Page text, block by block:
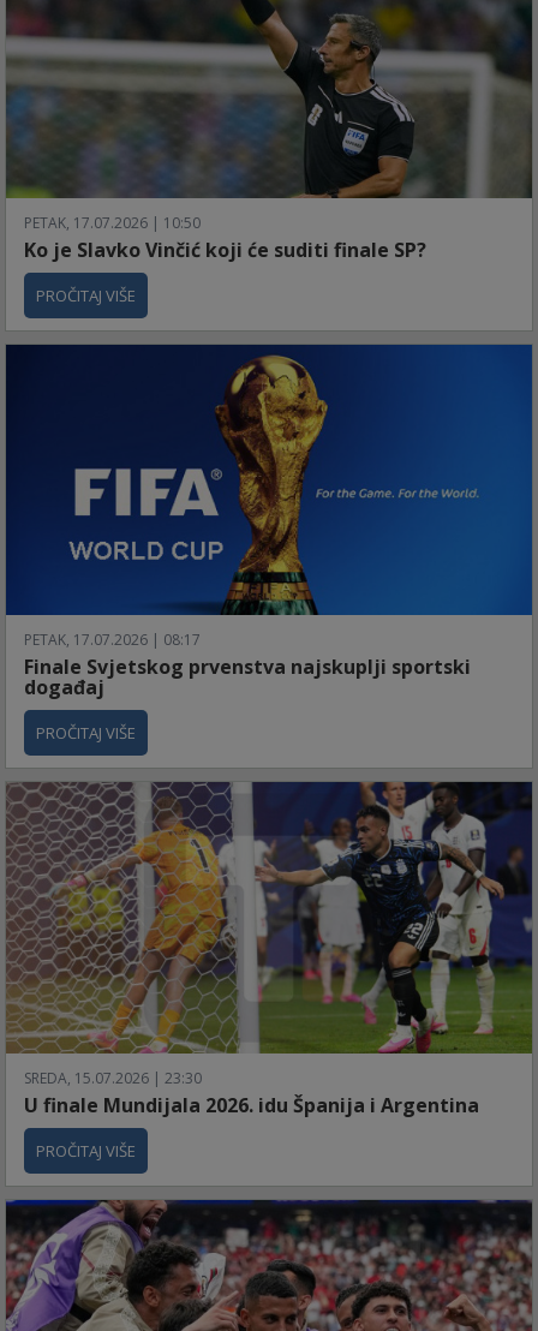
PETAK, 17.07.2026 | 10:50
Ko je Slavko Vinčić koji će suditi finale SP?
PROČITAJ VIŠE
PETAK, 17.07.2026 | 08:17
Finale Svjetskog prvenstva najskuplji sportski
događaj
PROČITAJ VIŠE
SREDA, 15.07.2026 | 23:30
U finale Mundijala 2026. idu Španija i Argentina
PROČITAJ VIŠE